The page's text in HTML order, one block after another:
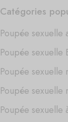
Catégories
Poupée sexuelle
Poupée sexuelle
Poupée sexuelle
Poupée sexuelle
Poupée sexuelle